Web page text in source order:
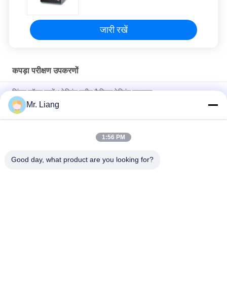
जारी रखें
कपड़ा परीक्षण उपकरणों
सिंगल कॉलम स्ट्रेंथ टेस्टिंग मशीन फैब्रिक टेस्टिंग उपकरण
LCD Display Backlight Elmendorf Textile Testing Equipment
Tearing Distance 43 ± 0.15m
Automatic Textile Testing Equipment Textile Fabric Water
Mr. Liang
1:56 PM
Good day, what product are you looking for?